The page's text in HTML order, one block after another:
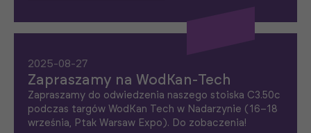
2025-08-27
Zapraszamy na WodKan-Tech
Zapraszamy do odwiedzenia naszego stoiska C3.50c
podczas targów WodKan Tech w Nadarzynie (16–18
września, Ptak Warsaw Expo). Do zobaczenia!